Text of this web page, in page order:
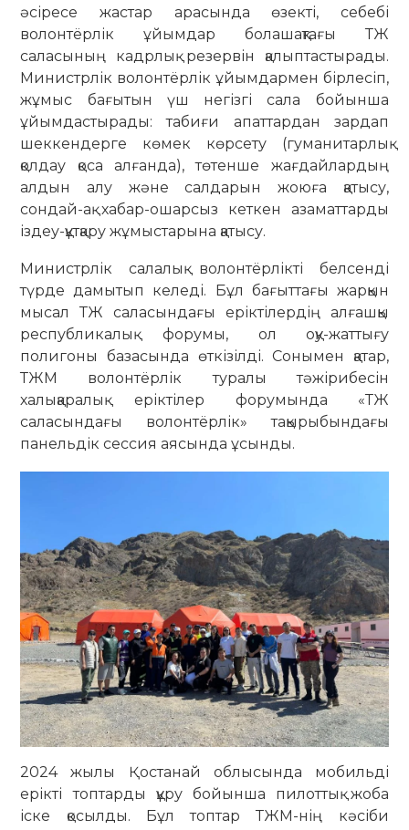
әсіресе жастар арасында өзекті, себебі
волонтёрлік ұйымдар болашақтағы ТЖ
саласының кадрлық резервін қалыптастырады.
Министрлік волонтёрлік ұйымдармен бірлесіп,
жұмыс бағытын үш негізгі сала бойынша
ұйымдастырады: табиғи апаттардан зардап
шеккендерге көмек көрсету (гуманитарлық
қолдау қоса алғанда), төтенше жағдайлардың
алдын алу және салдарын жоюға қатысу,
сондай-ақ хабар-ошарсыз кеткен азаматтарды
іздеу-құтқару жұмыстарына қатысу.
Министрлік салалық волонтёрлікті белсенді
түрде дамытып келеді. Бұл бағыттағы жарқын
мысал ТЖ саласындағы еріктілердің алғашқы
республикалық форумы, ол оқу-жаттығу
полигоны базасында өткізілді. Сонымен қатар,
ТЖМ волонтёрлік туралы тәжірибесін
халықаралық еріктілер форумында «ТЖ
саласындағы волонтёрлік» тақырыбындағы
панельдік сессия аясында ұсынды.
2024 жылы Қостанай облысында мобильді
ерікті топтарды құру бойынша пилоттық жоба
іске қосылды. Бұл топтар ТЖМ-нің кәсіби